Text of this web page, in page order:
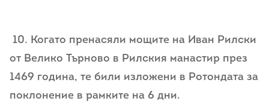
10. Когато пренасяли мощите на Иван Рилски
от Велико Търново в Рилския манастир през
1469 година, те били изложени в Ротондата за
поклонение в рамките на 6 дни.